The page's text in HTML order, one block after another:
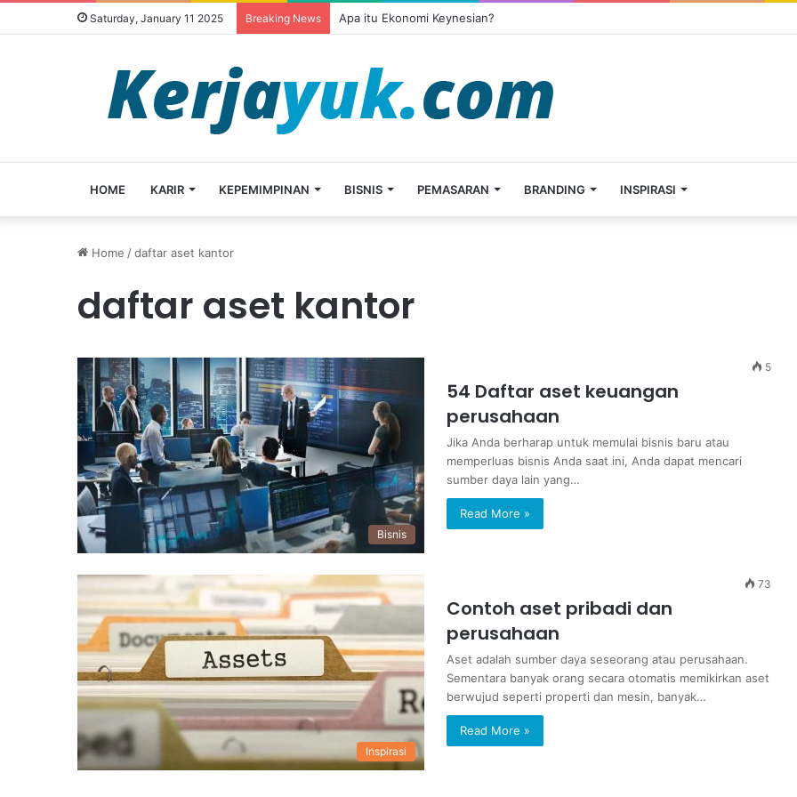
Saturday, January 11 2025 Breaking News Apa itu Ekonomi Keynesian?
HOME KARIR KEPEMIMPINAN BISNIS PEMASARAN BRANDING INSPIRASI
Home /daftar aset kantor
daftar aset kantor
Bisnis
5
54 Daftar aset keuangan
perusahaan
Jika Anda berharap untuk memulai bisnis baru atau
memperluas bisnis Anda saat ini, Anda dapat mencari
sumber daya lain yang…
Read More »
Inspirasi
73
Contoh aset pribadi dan
perusahaan
Aset adalah sumber daya seseorang atau perusahaan.
Sementara banyak orang secara otomatis memikirkan aset
berwujud seperti properti dan mesin, banyak…
Read More »